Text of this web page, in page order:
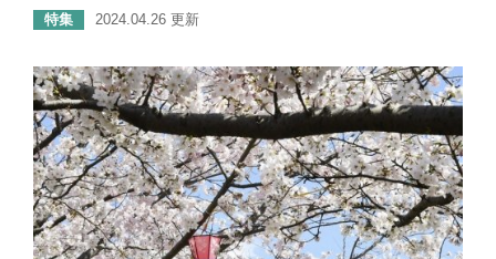
特集 2024.04.26 更新